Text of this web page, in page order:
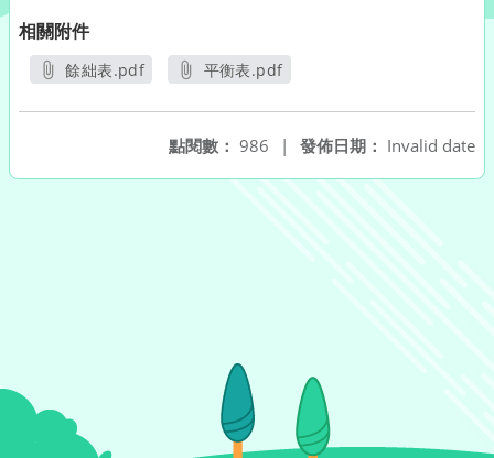
相關附件
餘絀表.pdf
平衡表.pdf
發佈日期： Invalid date
點閱數： 986 |